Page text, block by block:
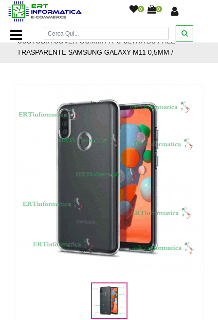
0 0
Home Page/Accessori cellulari/Custodie/Samsung/
CUSTODIA COVER GOMMA TPU ULTRA SOTTILE
TRASPARENTE SAMSUNG GALAXY M11 0,5MM /